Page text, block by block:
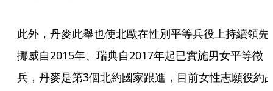
此外，丹麥此舉也使北歐在性別平等兵役上持續領先
挪威自2015年、瑞典自2017年起已實施男女平等徵
兵，丹麥是第3個北約國家跟進，目前女性志願役約